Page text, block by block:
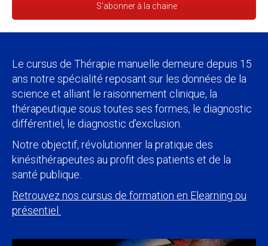
S'abonner à la chaine
Le cursus de Thérapie manuelle demeure depuis 15
ans notre spécialité reposant sur les données de la
science et alliant le raisonnement clinique, la
thérapeutique sous toutes ses formes, le diagnostic
différentiel, le diagnostic d’exclusion.
Notre objectif, révolutionner la pratique des
kinésithérapeutes au profit des patients et de la
santé publique.
Retrouvez nos cursus de formation en Elearning ou
présentiel